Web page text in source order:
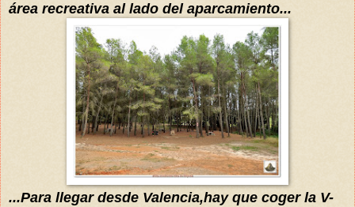
área recreativa al lado del aparcamiento...
...Para llegar desde Valencia,hay que coger la V-